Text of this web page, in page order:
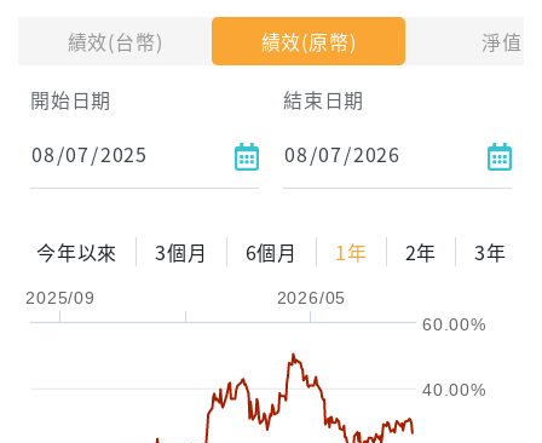
績效(台幣) 績效(原幣)
淨值
開始日期
結束日期
今年以來 3個月 6個月 1年 2年 3年
2025/09 2026/05
40.00%
60.00%
每月Pay出方式
依金額
依比例
0% 年化自由Pay率
2年 3年